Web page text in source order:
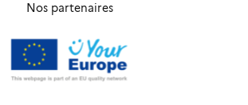
Nos partenaires